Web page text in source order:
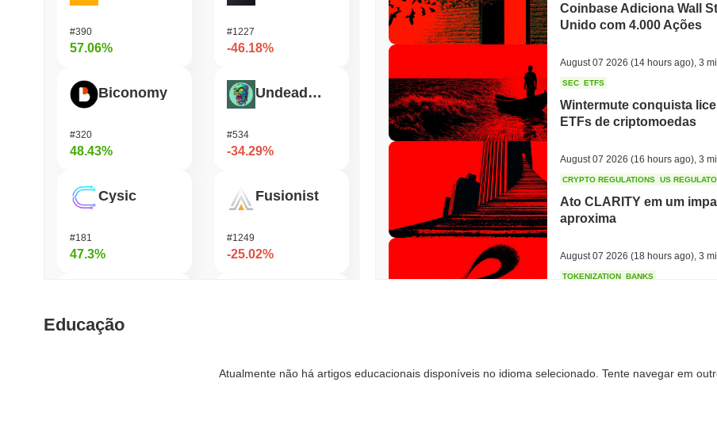
#390
57.06%
Biconomy
#320
48.43%
Cysic
#181
47.3%
#1227
-46.18%
Undeads Games
#534
-34.29%
Fusionist
#1249
-25.02%
Coinbase Adiciona Wall
Unido com 4.000 Ações
August 07 2026 (14 hours ago) 3
SEC ETFS
Wintermute conquista
ETFs de criptomoedas
August 07 2026 (16 hours ago) 3
CRYPTO REGULATIONS US
Ato CLARITY em um
aproxima
August 07 2026 (18 hours ago) 3
TOKENIZATION BANKS
STABLECOIN JAPAN
Educação
Atualmente não há artigos educacionais disponíveis no idioma selecionado. Tente navegar em